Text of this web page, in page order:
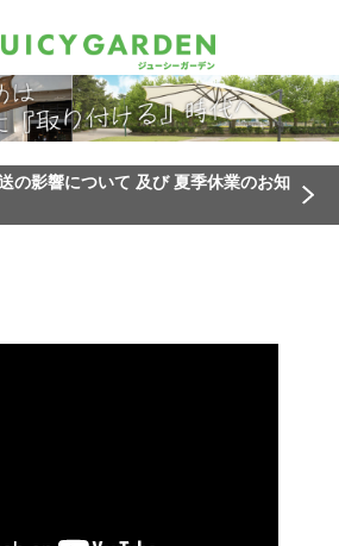
の影響について 及び 夏季休業のお知